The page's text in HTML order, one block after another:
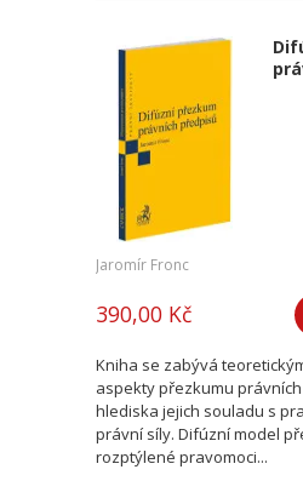
Jaromír Fronc
390,00 Kč
Kniha se zabývá
aspekty přezkumu
hlediska jejich souladu s
právní síly. Difúzní model
rozptýlené pravomoci...